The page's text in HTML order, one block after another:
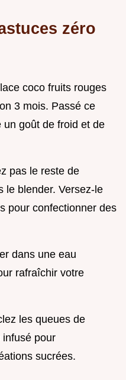
zéro
coco fruits rouges
3 mois. Passé ce
goût de froid et de
pas le reste de
le blender. Versez-le
pour confectionner des
dans une eau
rafraîchir votre
les queues de
pour
sucrées.